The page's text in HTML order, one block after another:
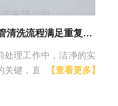
规范完成QuEChERS净化管清洗流程满足重复使用的实验标准
处理工作中，洁净的实
键，直接影响数据准
【查看更多】